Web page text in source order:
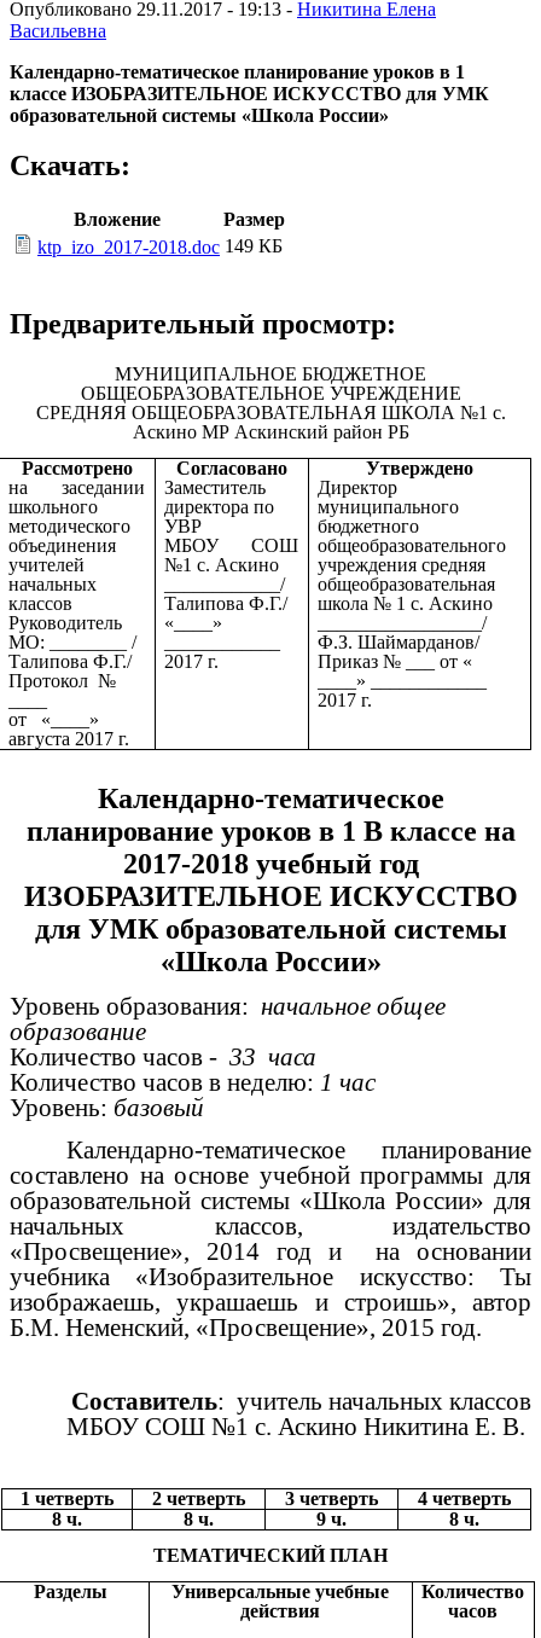
Опубликовано 29.11.2017 - 19:13 - Никитина Елена
Васильевна
Календарно-тематическое планирование уроков в 1
классе ИЗОБРАЗИТЕЛЬНОЕ ИСКУССТВО для УМК
образовательной системы «Школа России»
Скачать:
Вложение
Размер
ktp_izo_2017-2018.doc 149 КБ
Предварительный просмотр:
МУНИЦИПАЛЬНОЕ БЮДЖЕТНОЕ
ОБЩЕОБРАЗОВАТЕЛЬНОЕ УЧРЕЖДЕНИЕ
СРЕДНЯЯ ОБЩЕОБРАЗОВАТЕЛЬНАЯ ШКОЛА №1 с.
Аскино МР Аскинский район РБ
Рассмотрено
на заседании
школьного
методического
объединения
учителей
начальных
классов
Руководитель
МО: ________ /
Талипова Ф.Г./
Протокол №
от «____»
августа 2017 г.
Согласовано
Заместитель
директора по
УВР
МБОУ СОШ
№1 с. Аскино
____________/
Талипова Ф.Г./
«____»
2017 г.
Утверждено
Директор
муниципального
бюджетного
общеобразовательного
учреждения средняя
общеобразовательная
школа № 1 с. Аскино
_________________/
Ф.З. Шаймарданов/
Приказ № ___ от «
____» ____________
2017 г.
Календарно-тематическое
планирование уроков в 1 В классе на
2017-2018 учебный год
ИЗОБРАЗИТЕЛЬНОЕ ИСКУССТВО
для УМК образовательной системы
«Школа России»
Уровень образования: начальное общее
образование
Количество часов - 33 часа
Количество часов в неделю: 1 час
Уровень: базовый
Календарно-тематическое планирование
составлено на основе учебной программы для
образовательной системы «Школа России» для
начальных классов, издательство
«Просвещение», 2014 год и на основании
учебника «Изобразительное искусство: Ты
изображаешь, украшаешь и строишь», автор
Б.М. Неменский, «Просвещение», 2015 год.
Составитель: учитель начальных классов
МБОУ СОШ №1 с. Аскино Никитина Е. В.
1 четверть 2 четверть 3 четверть
4 четверть
8 ч.
8 ч. 9 ч.
8 ч.
ТЕМАТИЧЕСКИЙ ПЛАН
Разделы
Универсальные учебные
действия
Количество
часов